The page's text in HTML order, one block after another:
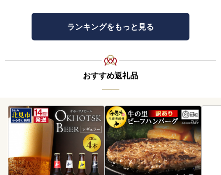
ランキングをもっと見る
おすすめ返礼品